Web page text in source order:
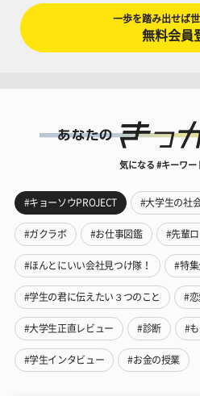
一歩を踏み出せば
無料会員
気になる #キーワー
#キョーソウPROJECT #大学生の社
#ガクラボ #お仕事図鑑 #先輩
#ほんとにいい会社見つけ隊！ #特
#学生の君に伝えたい３つのこと #
#大学生正直レビュー #診断 #
#学生インタビュー #お金の授業